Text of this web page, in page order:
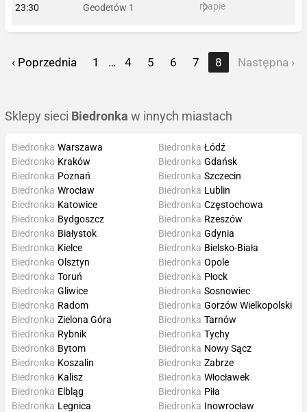
23:30
Geodetów 1
mapie
‹ Poprzednia 1 … 4 5 6 7 8 Następna ›
Sklepy sieci Biedronka w innych miastach
Biedronka Warszawa
Biedronka Kraków
Biedronka Poznań
Biedronka Wrocław
Biedronka Łódź
Biedronka Gdańsk
Biedronka Szczecin
Biedronka Lublin
Biedronka Katowice
Biedronka Bydgoszcz
Biedronka Białystok
Biedronka Kielce
Biedronka Częstochowa
Biedronka Rzeszów
Biedronka Gdynia
Biedronka Bielsko-Biała
Biedronka Olsztyn
Biedronka Toruń
Biedronka Gliwice
Biedronka Radom
Biedronka Opole
Biedronka Płock
Biedronka Sosnowiec
Biedronka Gorzów Wielkopolski
Biedronka Zielona Góra
Biedronka Rybnik
Biedronka Bytom
Biedronka Koszalin
Biedronka Tarnów
Biedronka Tychy
Biedronka Nowy Sącz
Biedronka Zabrze
Biedronka Kalisz
Biedronka Elbląg
Biedronka Legnica
Biedronka Włocławek
Biedronka Piła
Biedronka Inowrocław